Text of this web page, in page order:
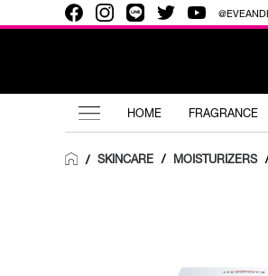
HOME FRAGRANCE
/ SKINCARE / MOISTURIZERS /